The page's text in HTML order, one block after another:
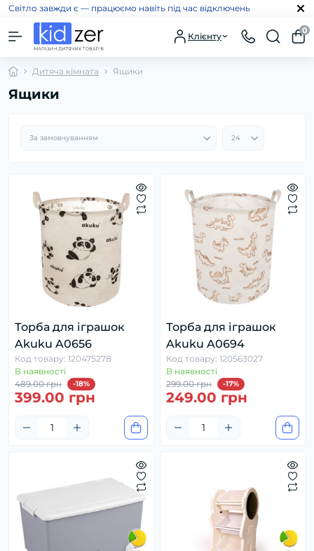
Світло завжди є — працюємо навіть під час відключень
Клієнту
0
Дитяча кімната Ящики
Ящики
Торба для іграшок
Akuku A0656
Код товару: 120475278
В наявності
489.00 грн
-18%
399.00 грн
Торба для іграшок
Akuku A0694
Код товару: 120563027
В наявності
299.00 грн
-17%
249.00 грн